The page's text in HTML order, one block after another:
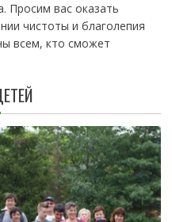
Просим вас оказать
чистоты и благолепия
всем, кто сможет